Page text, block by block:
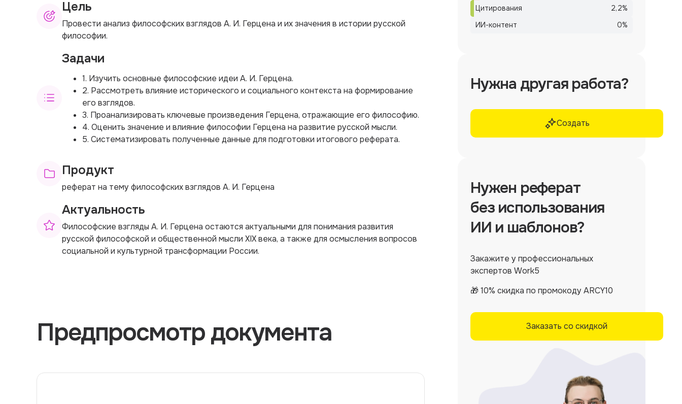
Цель
Провести анализ философских взглядов А. И. Герцена и их значения в истории русской
философии.
Задачи
1. Изучить основные философские идеи А. И. Герцена.
2. Рассмотреть влияние исторического и социального контекста на формирование
его взглядов.
3. Проанализировать ключевые произведения Герцена, отражающие его философию.
4. Оценить значение и влияние философии Герцена на развитие русской мысли.
5. Систематизировать полученные данные для подготовки итогового реферата.
Продукт
реферат на тему философских взглядов А. И. Герцена
Актуальность
Философские взгляды А. И. Герцена остаются актуальными для понимания развития
русской философской и общественной мысли XIX века, а также для осмысления вопросов
социальной и культурной трансформации России.
Предпросмотр документа
Цитирования
2,2%
ИИ-контент
0%
Нужна другая работа?
Создать
Нужен реферат
без использования
ИИ и шаблонов?
Закажите у профессиональных
экспертов Work5
🎁 10% скидка по промокоду ARCY10
Заказать со скидкой